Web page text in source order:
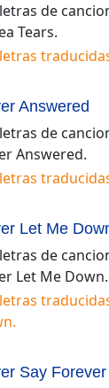
de
Tears.
Answered
de
Answered.
Let Me
de
Let Me Down.
.
Say Forever